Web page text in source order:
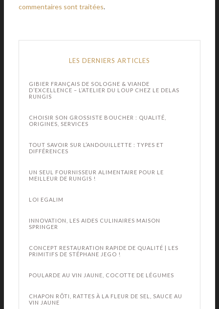
commentaires sont traitées.
LES DERNIERS ARTICLES
GIBIER FRANÇAIS DE SOLOGNE & VIANDE
D’EXCELLENCE – L’ATELIER DU LOUP CHEZ LE DELAS
RUNGIS
CHOISIR SON GROSSISTE BOUCHER : QUALITÉ,
ORIGINES, SERVICES
TOUT SAVOIR SUR L’ANDOUILLETTE : TYPES ET
DIFFÉRENCES
UN SEUL FOURNISSEUR ALIMENTAIRE POUR LE
MEILLEUR DE RUNGIS !
LOI EGALIM
INNOVATION, LES AIDES CULINAIRES MAISON
SPRINGER
CONCEPT RESTAURATION RAPIDE DE QUALITÉ | LES
PRIMITIFS DE STÉPHANE JEGO !
POULARDE AU VIN JAUNE, COCOTTE DE LÉGUMES
CHAPON RÔTI, RATTES À LA FLEUR DE SEL, SAUCE AU
VIN JAUNE